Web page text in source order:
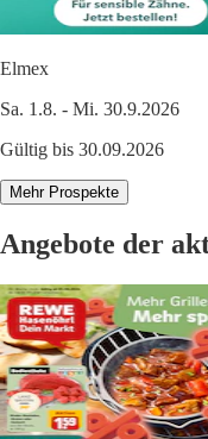
Elmex
Sa. 1.8. - Mi. 30.9.2026
Gültig bis 30.09.2026
Mehr Prospekte
Angebote der